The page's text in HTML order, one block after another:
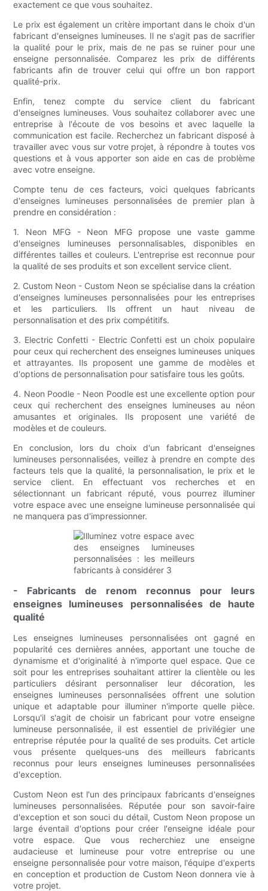
exactement ce que vous souhaitez.
Le prix est également un critère important dans le choix d'un
fabricant d'enseignes lumineuses. Il ne s'agit pas de sacrifier
la qualité pour le prix, mais de ne pas se ruiner pour une
enseigne personnalisée. Comparez les prix de différents
fabricants afin de trouver celui qui offre un bon rapport
qualité-prix.
Enfin, tenez compte du service client du fabricant
d'enseignes lumineuses. Vous souhaitez collaborer avec une
entreprise à l'écoute de vos besoins et avec laquelle la
communication est facile. Recherchez un fabricant disposé à
travailler avec vous sur votre projet, à répondre à toutes vos
questions et à vous apporter son aide en cas de problème
avec votre enseigne.
Compte tenu de ces facteurs, voici quelques fabricants
d'enseignes lumineuses personnalisées de premier plan à
prendre en considération :
1. Neon MFG - Neon MFG propose une vaste gamme
d'enseignes lumineuses personnalisables, disponibles en
différentes tailles et couleurs. L'entreprise est reconnue pour
la qualité de ses produits et son excellent service client.
2. Custom Neon - Custom Neon se spécialise dans la création
d'enseignes lumineuses personnalisées pour les entreprises
et les particuliers. Ils offrent un haut niveau de
personnalisation et des prix compétitifs.
3. Electric Confetti - Electric Confetti est un choix populaire
pour ceux qui recherchent des enseignes lumineuses uniques
et attrayantes. Ils proposent une gamme de modèles et
d'options de personnalisation pour satisfaire tous les goûts.
4. Neon Poodle - Neon Poodle est une excellente option pour
ceux qui recherchent des enseignes lumineuses au néon
amusantes et originales. Ils proposent une variété de
modèles et de couleurs.
En conclusion, lors du choix d'un fabricant d'enseignes
lumineuses personnalisées, veillez à prendre en compte des
facteurs tels que la qualité, la personnalisation, le prix et le
service client. En effectuant vos recherches et en
sélectionnant un fabricant réputé, vous pourrez illuminer
votre espace avec une enseigne lumineuse personnalisée qui
ne manquera pas d'impressionner.
- Fabricants de renom reconnus pour leurs
enseignes lumineuses personnalisées de haute
qualité
Les enseignes lumineuses personnalisées ont gagné en
popularité ces dernières années, apportant une touche de
dynamisme et d'originalité à n'importe quel espace. Que ce
soit pour les entreprises souhaitant attirer la clientèle ou les
particuliers désirant personnaliser leur décoration, les
enseignes lumineuses personnalisées offrent une solution
unique et adaptable pour illuminer n'importe quelle pièce.
Lorsqu'il s'agit de choisir un fabricant pour votre enseigne
lumineuse personnalisée, il est essentiel de privilégier une
entreprise réputée pour la qualité de ses produits. Cet article
vous présente quelques-uns des meilleurs fabricants
reconnus pour leurs enseignes lumineuses personnalisées
d'exception.
Custom Neon est l'un des principaux fabricants d'enseignes
lumineuses personnalisées. Réputée pour son savoir-faire
d'exception et son souci du détail, Custom Neon propose un
large éventail d'options pour créer l'enseigne idéale pour
votre espace. Que vous recherchiez une enseigne
audacieuse et lumineuse pour votre entreprise ou une
enseigne personnalisée pour votre maison, l'équipe d'experts
en conception et production de Custom Neon donnera vie à
votre projet.